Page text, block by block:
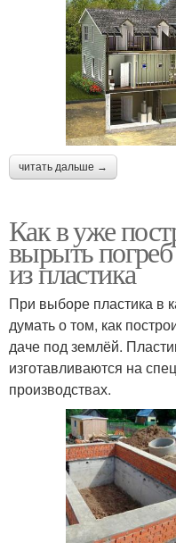
читать дальше →
Как в уже
вырыть
из пластика
При выборе пластика в
думать о том, как
даче под землёй.
изготавливаются на
производствах.